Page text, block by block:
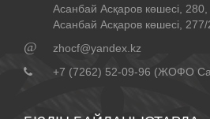
Асанбай Асқаров көшесі, 280,
Асанбай Асқаров көшесі, 277/
@
zhocf@yandex.kz
+7 (7262) 52-09-96 (ЖОФО